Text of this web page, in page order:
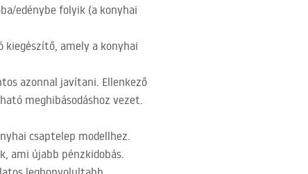
edénybe folyik (a konyhai
amely a konyhai
azonnal javítani. Ellenkező
meghibásodáshoz vezet.
csaptelep modellhez.
ami újabb pénzkidobás.